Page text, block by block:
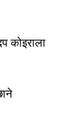
कोइराला